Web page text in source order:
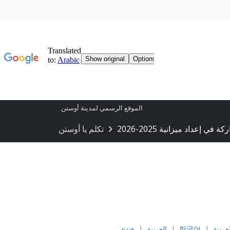
الموقع الرسمي لمدينة أوستن
تكلم يا أوستن في إعداد ميزانية 2025-2026